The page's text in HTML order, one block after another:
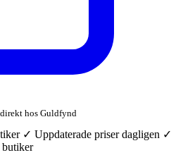
hos Guldfynd
✓ Uppdaterade priser dagligen ✓
butiker